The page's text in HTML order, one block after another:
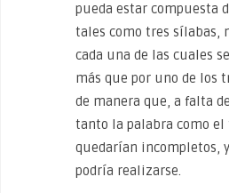
pueda estar compuesta
tales como tres sílabas,
cada una de las cuales
más que por uno de los
de manera que, a falta
tanto la palabra como
quedarían incompletos,
podría realizarse.